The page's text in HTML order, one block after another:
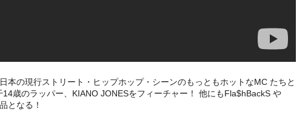
の現行ストリート・ヒップホップ・シーンのもっともホットなMC たちと
歳のラッパー、KIANO JONESをフィーチャー！ 他にもFla$hBackS や
となる！